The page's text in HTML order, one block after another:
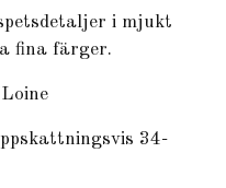
i mjukt
fina färger.
34-